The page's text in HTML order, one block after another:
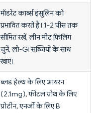
मॉडरेट कार्ब्स इंसुलिन को
प्रभावित करते हैं। 1-2 पीस तक
सीमित रखें, लीन मीट फिलिंग
चुनें, लो-GI सब्जियों के साथ
खाएं।
ब्लड हेल्थ के लिए आयरन
(2.1mg), फीटल ग्रोथ के लिए
प्रोटीन, एनर्जी के लिए B